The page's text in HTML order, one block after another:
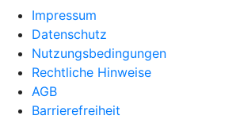
Impressum
Datenschutz
Nutzungsbedingungen
Rechtliche Hinweise
AGB
Barrierefreiheit